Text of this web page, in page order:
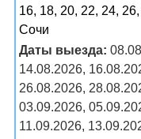
16, 18, 20, 22, 24,
Сочи
Даты выезда:
14.08.2026,
26.08.2026,
03.09.2026,
11.09.2026,